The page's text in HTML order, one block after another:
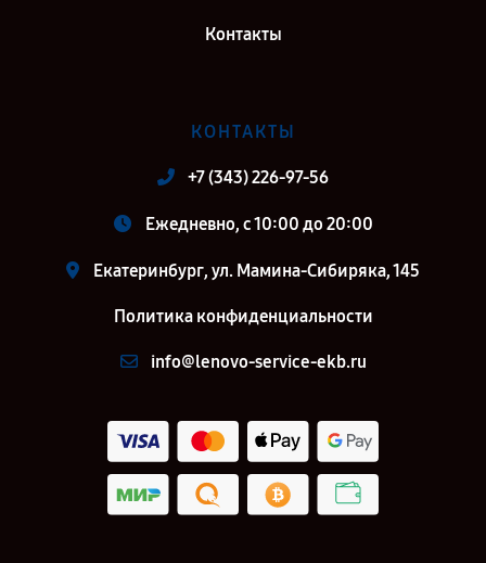
Контакты
КОНТАКТЫ
+7 (343) 226-97-56
Ежедневно, с 10:00 до 20:00
Екатеринбург, ул. Мамина-Сибиряка, 145
Политика конфиденциальности
info@lenovo-service-ekb.ru